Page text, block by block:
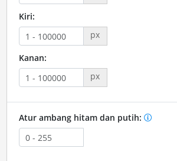
Kiri:
px
Kanan:
px
Atur ambang hitam dan putih: